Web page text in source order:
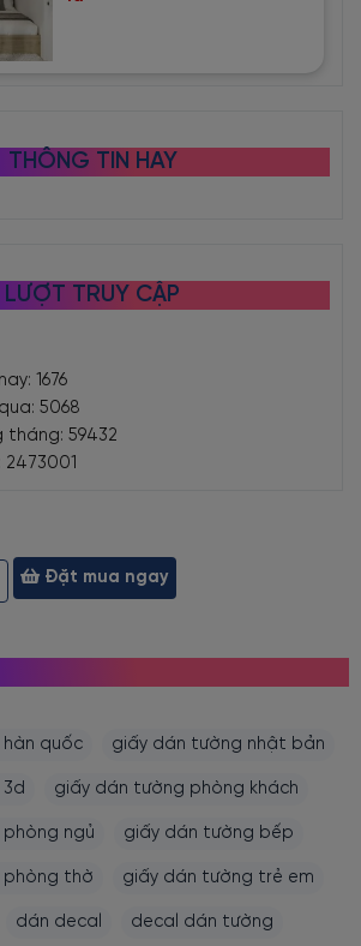
THÔNG TIN HAY
LƯỢT TRUY CẬP
1676
5068
tháng: 59432
2473001
Đặt mua ngay
quốc giấy dán tường nhật bản
giấy dán tường phòng khách
ngủ giấy dán tường bếp
thờ giấy dán tường trẻ em
dán decal decal dán tường